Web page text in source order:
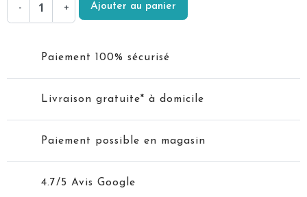
- + Ajouter au panier
Paiement 100% sécurisé
Livraison gratuite* à domicile
Paiement possible en magasin
4.7/5 Avis Google